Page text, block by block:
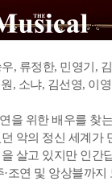
, 류정한, 민영기,
, 소냐, 김선영, 이
을 위한 배우를 찾
악의 정신 세계가
살고 있지만 인간
조연 및 앙상블까